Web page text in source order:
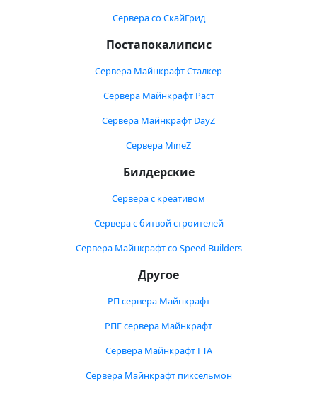
Сервера со СкайГрид
Постапокалипсис
Сервера Майнкрафт Сталкер
Сервера Майнкрафт Раст
Сервера Майнкрафт DayZ
Сервера MineZ
Билдерские
Сервера с креативом
Сервера с битвой строителей
Сервера Майнкрафт со Speed Builders
Другое
РП сервера Майнкрафт
РПГ сервера Майнкрафт
Сервера Майнкрафт ГТА
Сервера Майнкрафт пиксельмон